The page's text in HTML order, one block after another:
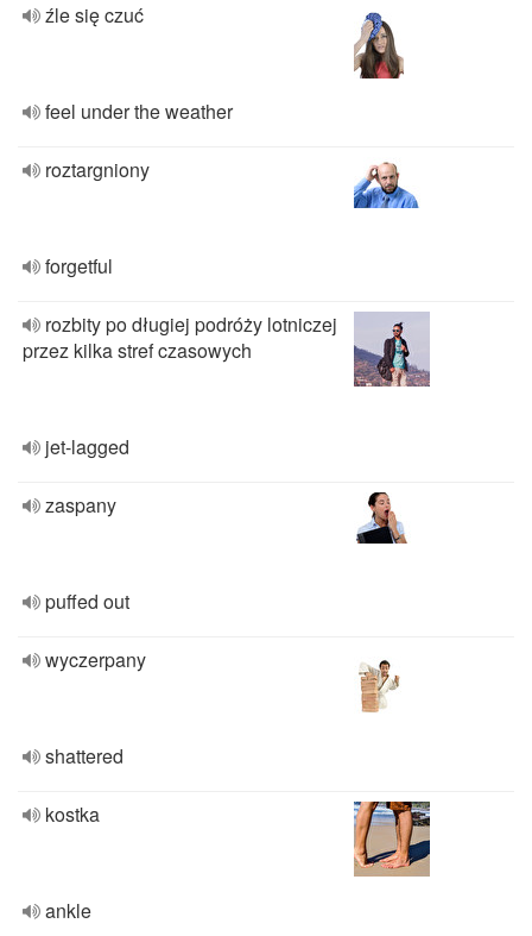
źle się czuć
feel under the weather
roztargniony
forgetful
rozbity po długiej podróży lotniczej
przez kilka stref czasowych
jet-lagged
zaspany
puffed out
wyczerpany
shattered
kostka
ankle